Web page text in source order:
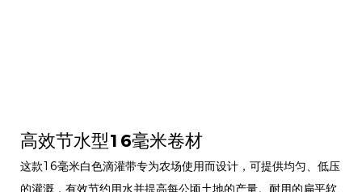
高效节水型16毫米卷材
这款16毫米白色滴灌带专为农场使用而设计，可提供均匀、低压
的灌溉，有效节约用水并提高每公顷土地的产量。耐用的扁平软